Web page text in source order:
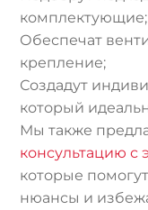
комплектующие;
Обеспечат
крепление;
Создадут
который
Мы также
консультацию
которые
нюансы и